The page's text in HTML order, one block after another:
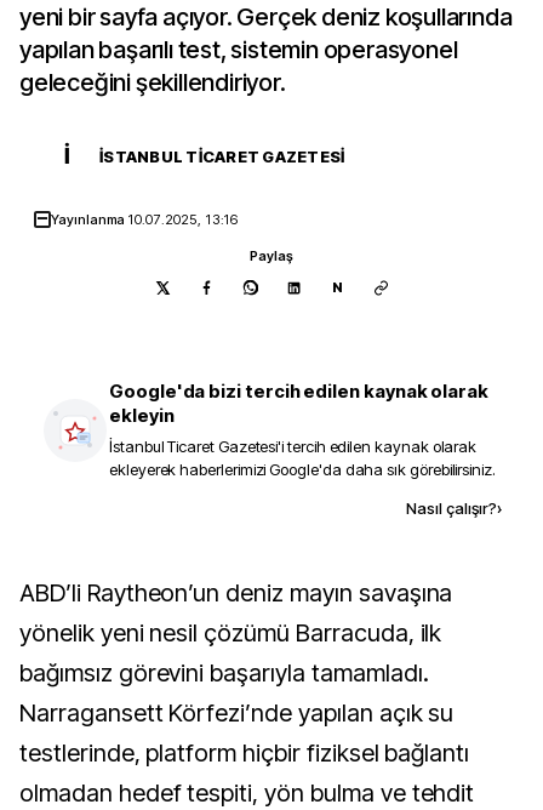
yeni bir sayfa açıyor. Gerçek deniz koşullarında
yapılan başarılı test, sistemin operasyonel
geleceğini şekillendiriyor.
İ İSTANBUL TICARET GAZETESI
Yayınlanma 10.07.2025, 13:16
Paylaş
N
Google'da bizi tercih edilen kaynak olarak
ekleyin
İstanbul Ticaret Gazetesi'i tercih edilen kaynak olarak
ekleyerek haberlerimizi Google'da daha sık görebilirsiniz.
Nasıl çalışır?›
ABD’li Raytheon’un deniz mayın savaşına
yönelik yeni nesil çözümü Barracuda, ilk
bağımsız görevini başarıyla tamamladı.
Narragansett Körfezi’nde yapılan açık su
testlerinde, platform hiçbir fiziksel bağlantı
olmadan hedef tespiti, yön bulma ve tehdit